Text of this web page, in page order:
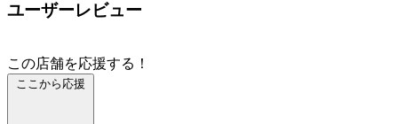
ユーザーレビュー
この店舗を応援する！
ここから応援